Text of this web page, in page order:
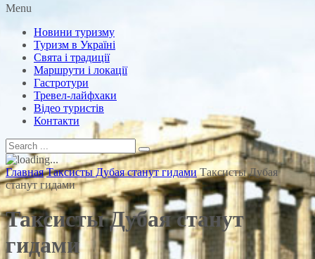
Menu
Новини туризму
Туризм в Україні
Свята і традиції
Маршрути і локації
Гастротури
Тревел-лайфхаки
Відео туристів
Контакти
Главная Таксисты Дубая станут гидами Таксисты Дубая
станут гидами
Таксисты Дубая станут
гидами